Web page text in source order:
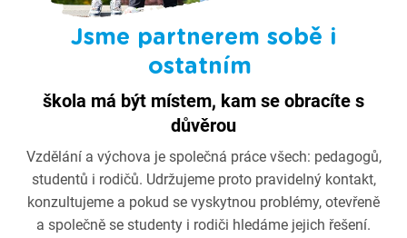
Jsme partnerem sobě i
ostatním
škola má být místem, kam se obracíte s
důvěrou
Vzdělání a výchova je společná práce všech: pedagogů,
studentů i rodičů. Udržujeme proto pravidelný kontakt,
konzultujeme a pokud se vyskytnou problémy, otevřeně
a společně se studenty i rodiči hledáme jejich řešení.